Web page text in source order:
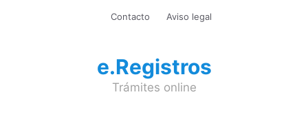
Contacto Aviso legal
e.Registros
Trámites online